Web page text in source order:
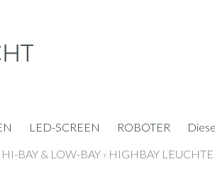
LED-SCREEN ROBOTER
BAY & LOW-BAY › HIGHBAY